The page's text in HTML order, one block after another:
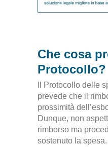
Che cosa
Protocollo?
Il Protocollo delle
prevede che il
prossimità
Dunque, non
rimborso ma
sostenuto la spesa.